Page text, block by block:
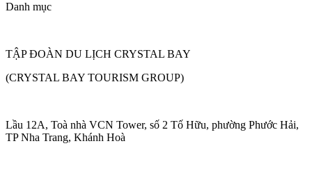
Danh mục
TẬP ĐOÀN DU LỊCH CRYSTAL BAY
(CRYSTAL BAY TOURISM GROUP)
Lầu 12A, Toà nhà VCN Tower, số 2 Tố Hữu, phường Phước Hải,
TP Nha Trang, Khánh Hoà